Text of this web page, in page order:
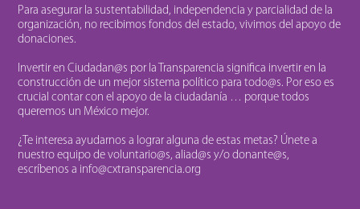
Para asegurar la sustentabilidad, independencia y parcialidad de la
organización, no recibimos fondos del estado, vivimos del apoyo de
donaciones.
Invertir en Ciudadan@s por la Transparencia significa invertir en la
construcción de un mejor sistema político para todo@s. Por eso es
crucial contar con el apoyo de la ciudadanía … porque todos
queremos un México mejor.
¿Te interesa ayudarnos a lograr alguna de estas metas? Únete a
nuestro equipo de voluntario@s, aliad@s y/o donante@s,
escríbenos a info@cxtransparencia.org